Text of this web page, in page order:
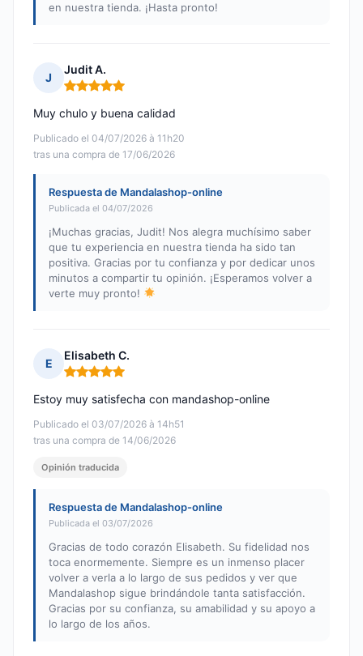
en nuestra tienda. ¡Hasta pronto!
J
Judit A.
Nota: 5 de 5
Publicado el 04/07/2026 à 11h20
tras una compra de 17/06/2026
Muy chulo y buena calidad
Respuesta de Mandalashop-online
Publicada el 04/07/2026
¡Muchas gracias, Judit! Nos alegra muchísimo saber
que tu experiencia en nuestra tienda ha sido tan
positiva. Gracias por tu confianza y por dedicar unos
minutos a compartir tu opinión. ¡Esperamos volver a
verte muy pronto!
E
Elisabeth C.
Nota: 5 de 5
Publicado el 03/07/2026 à 14h51
tras una compra de 14/06/2026
Estoy muy satisfecha con mandashop-online
Opinión traducida
Respuesta de Mandalashop-online
Publicada el 03/07/2026
Gracias de todo corazón Elisabeth. Su fidelidad nos
toca enormemente. Siempre es un inmenso placer
volver a verla a lo largo de sus pedidos y ver que
Mandalashop sigue brindándole tanta satisfacción.
Gracias por su confianza, su amabilidad y su apoyo a
lo largo de los años.